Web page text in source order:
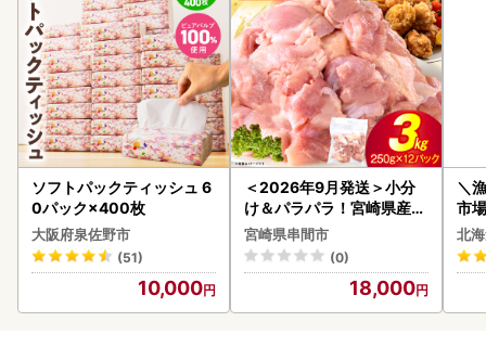
ソフトパックティッシュ 6
0パック×400枚
大阪府泉佐野市
(51)
10,000
＜2026年9月発送＞小分
け＆パラパラ！宮崎県産鶏
ももカット合計3kg_K043
-009-2609
宮崎県串間市
(0)
18,000
＼
市
貝
北